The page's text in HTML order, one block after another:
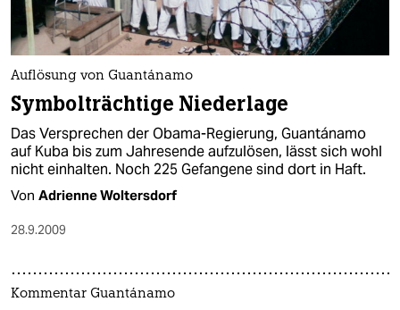
Auflösung von Guantánamo
Symbolträchtige Niederlage
Das Versprechen der Obama-Regierung, Guantánamo
auf Kuba bis zum Jahresende aufzulösen, lässt sich wohl
nicht einhalten. Noch 225 Gefangene sind dort in Haft.
Von Adrienne Woltersdorf
28.9.2009
Kommentar Guantánamo